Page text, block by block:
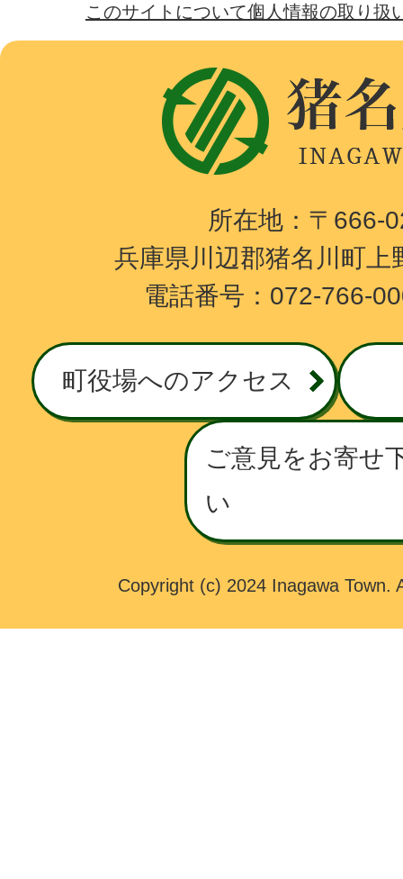
このサイトについて個人情報の取り扱
猪
名
川
N
A
G
A
T
所在地：〒
兵庫県川辺郡猪名川町上
電話番号：072-766-
町役場へのアクセス
ご意見をお寄せ
い
Copyright (c) 2024 Inagawa Town.